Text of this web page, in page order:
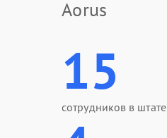
Aorus
15
сотрудников в штате